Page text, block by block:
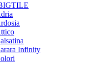
Infinity